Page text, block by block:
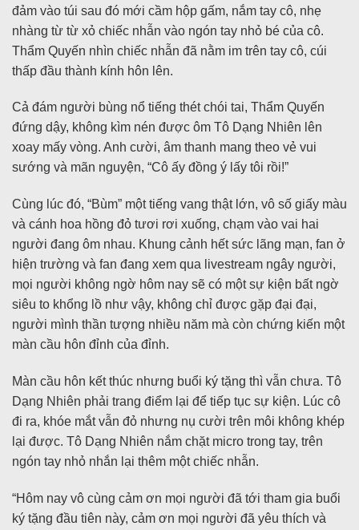
đảm vào túi sau đó mới cầm hộp gấm, nắm tay cô, nhẹ
nhàng từ từ xỏ chiếc nhẫn vào ngón tay nhỏ bé của cô.
Thẩm Quyến nhìn chiếc nhẫn đã nằm im trên tay cô, cúi
thấp đầu thành kính hôn lên.
Cả đám người bùng nổ tiếng thét chói tai, Thẩm Quyến
đứng dậy, không kìm nén được ôm Tô Dạng Nhiên lên
xoay mấy vòng. Anh cười, âm thanh mang theo vẻ vui
sướng và mãn nguyện, “Cô ấy đồng ý lấy tôi rồi!”
Cùng lúc đó, “Bùm” một tiếng vang thật lớn, vô số giấy màu
và cánh hoa hồng đỏ tươi rơi xuống, chạm vào vai hai
người đang ôm nhau. Khung cảnh hết sức lãng mạn, fan ở
hiện trường và fan đang xem qua livestream ngây người,
mọi người không ngờ hôm nay sẽ có một sự kiện bất ngờ
siêu to khổng lồ như vậy, không chỉ được gặp đại đại,
người mình thần tượng nhiều năm mà còn chứng kiến một
màn cầu hôn đỉnh của đỉnh.
Màn cầu hôn kết thúc nhưng buổi ký tặng thì vẫn chưa. Tô
Dạng Nhiên phải trang điểm lại để tiếp tục sự kiện. Lúc cô
đi ra, khóe mắt vẫn đỏ nhưng nụ cười trên môi không khép
lại được. Tô Dạng Nhiên nắm chặt micro trong tay, trên
ngón tay nhỏ nhắn lại thêm một chiếc nhẫn.
“Hôm nay vô cùng cảm ơn mọi người đã tới tham gia buổi
ký tặng đầu tiên này, cảm ơn mọi người đã yêu thích và